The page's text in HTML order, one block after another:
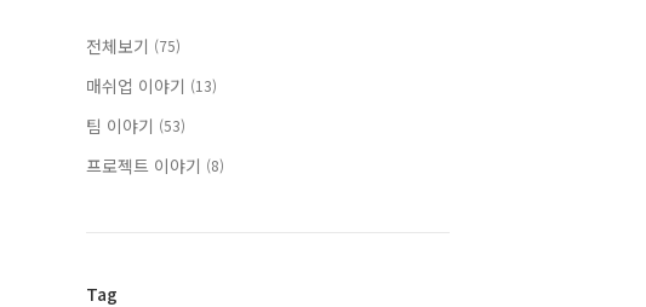
전체보기 (75)
매쉬업 이야기 (13)
팀 이야기 (53)
프로젝트 이야기 (8)
Tag